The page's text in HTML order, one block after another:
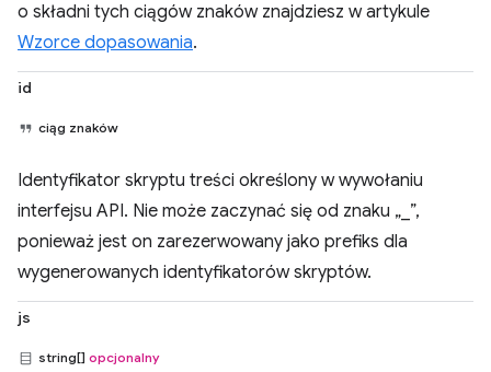
o składni tych ciągów znaków znajdziesz w artykule
Wzorce dopasowania.
id
ciąg znaków
Identyfikator skryptu treści określony w wywołaniu
interfejsu API. Nie może zaczynać się od znaku „_”,
ponieważ jest on zarezerwowany jako prefiks dla
wygenerowanych identyfikatorów skryptów.
js
string[] opcjonalny